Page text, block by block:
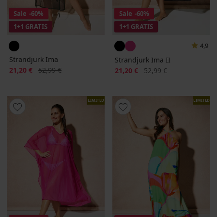
Sale -60%
1+1 GRATIS
Strandjurk Ima
Korting
21,20 € Oorspronkelijke prijs
52,99 €
Sale -60%
1+1 GRATIS
4,9
Strandjurk Ima II
Korting
21,20 € Oorspronkelijke prijs
52,99 €
LIMITED LIMITED